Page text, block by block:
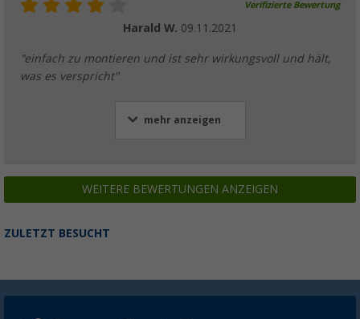
Verifizierte Bewertung
Harald W. 09.11.2021
"einfach zu montieren und ist sehr wirkungsvoll und hält,
was es verspricht"
mehr anzeigen
WEITERE BEWERTUNGEN ANZEIGEN
ZULETZT BESUCHT